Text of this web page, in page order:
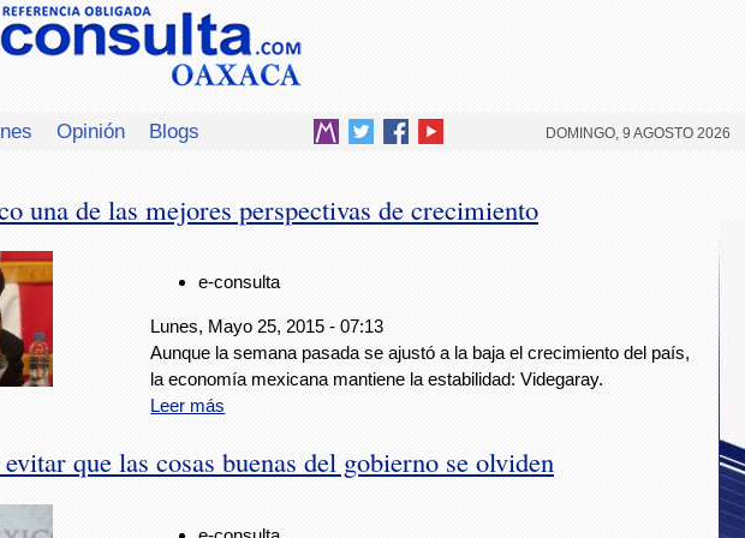
Opinión Blogs DOMINGO, 9 AGOSTO 2026
una de las mejores perspectivas de crecimiento
e-consulta
Lunes, Mayo 25, 2015 - 07:13
Aunque la semana pasada se ajustó a la baja el crecimiento del país,
la economía mexicana mantiene la estabilidad: Videgaray.
Leer más
que las cosas buenas del gobierno se olviden